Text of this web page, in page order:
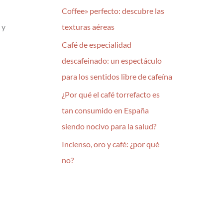
y
Coffee» perfecto: descubre las
texturas aéreas
Café de especialidad
descafeinado: un espectáculo
para los sentidos libre de cafeína
¿Por qué el café torrefacto es
tan consumido en España
siendo nocivo para la salud?
Incienso, oro y café: ¿por qué
no?